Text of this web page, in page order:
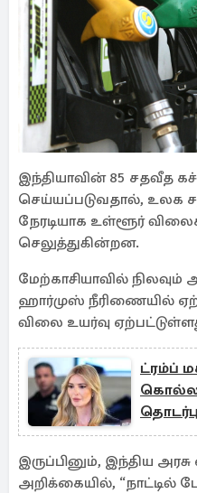
இந்தியாவின் 85 சதவீத
செய்யப்படுவதால், உலக
நேரடியாக உள்ளூர்
செலுத்துகின்றன.
மேற்காசியாவில் நிலவும்
ஹார்முஸ் நீரிணையில்
விலை உயர்வு
ட்ரம்ப்
கொல்ல
கைது
இருப்பினும், இந்திய
அறிக்கையில், “நாட்டில்